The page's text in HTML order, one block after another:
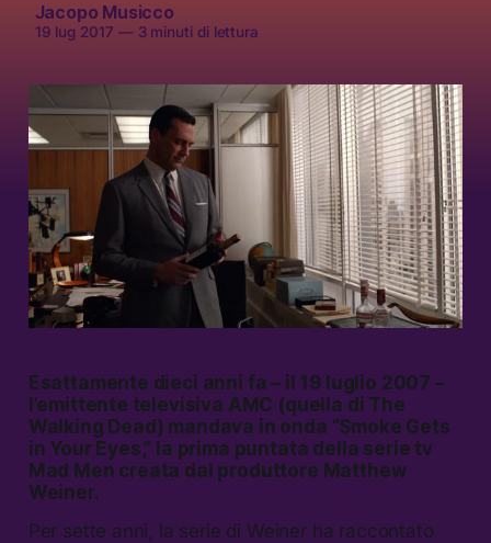
Jacopo Musicco
19 lug 2017 —3 minuti di lettura
Esattamente dieci anni fa – il 19 luglio 2007 –
l’emittente televisiva AMC (quella di The
Walking Dead) mandava in onda “Smoke Gets
in Your Eyes,” la prima puntata della serie tv
Mad Men creata dal produttore Matthew
Weiner.
Per sette anni, la serie di Weiner ha raccontato